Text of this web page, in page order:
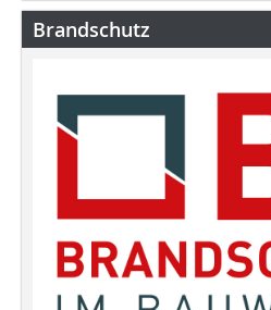
Brandschutz